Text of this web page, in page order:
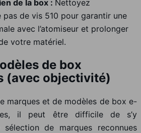
de la box : Nettoyez
pas de vis 510 pour garantir une
avec l’atomiseur et prolonger
votre matériel.
de box
(avec objectivité)
marques et de modèles de box e-
il peut être difficile de s’y
de marques reconnues